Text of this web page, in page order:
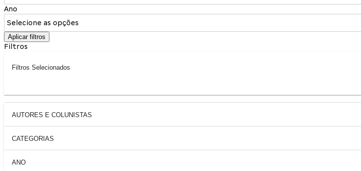
Ano
Selecione as opções
Aplicar filtros
Filtros
Filtros Selecionados
AUTORES E COLUNISTAS
CATEGORIAS
ANO